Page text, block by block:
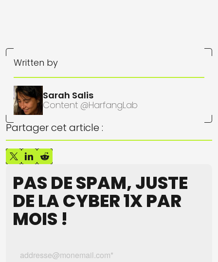
Written by
Sarah Salis
Content @HarfangLab
Partager cet article :
PAS DE SPAM, JUSTE
DE LA CYBER 1X PAR
MOIS !